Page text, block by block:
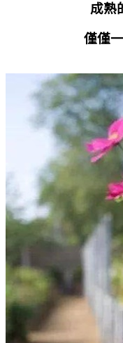
成熟
僅僅